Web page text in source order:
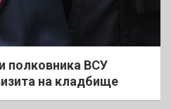
полковника ВСУ
на кладбище